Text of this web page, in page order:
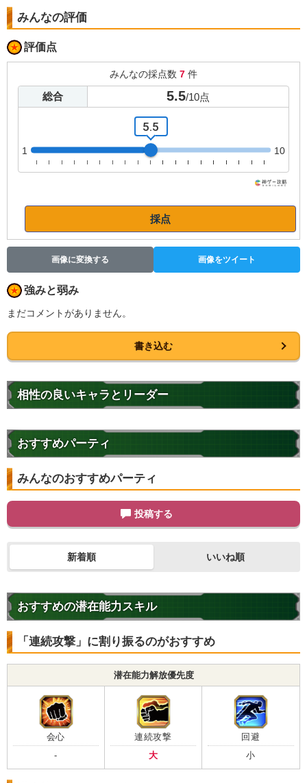
みんなの評価
評価点
みんなの採点数 7 件
総合 5.5/10点
1
5.5
10
採点
画像に変換する 画像をツイート
強みと弱み
まだコメントがありません。
書き込む
相性の良いキャラとリーダー
おすすめパーティ
みんなのおすすめパーティ
投稿する
新着順 いいね順
おすすめの潜在能力スキル
「連続攻撃」に割り振るのがおすすめ
潜在能力解放優先度
会心
-
連続攻撃
大
回避
小